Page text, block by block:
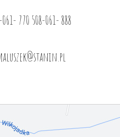
770 508-061- 888